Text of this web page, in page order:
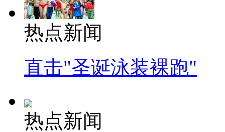
热点新闻
直击"圣诞泳装裸跑"
热点新闻